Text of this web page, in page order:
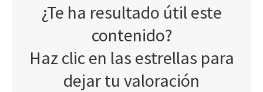
¿Te ha resultado útil este
contenido?
Haz clic en las estrellas para
dejar tu valoración